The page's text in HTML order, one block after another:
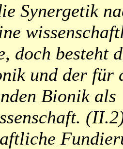
Synergetik
doch besteht
und der für
Bionik als